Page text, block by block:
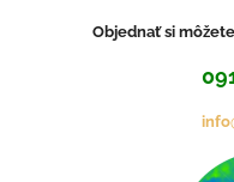
Objednať si